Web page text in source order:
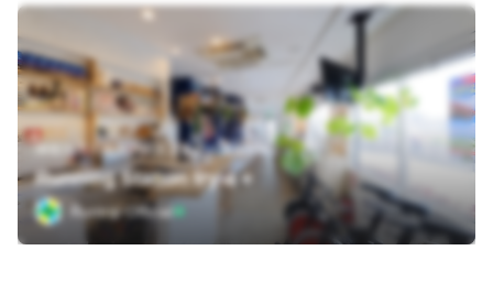
神奈川県川崎市中原区上丸子八幡町599
Running Station try-a＋
Runtrip Official